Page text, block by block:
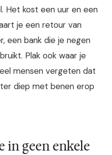
Het kost een uur en een
je een retour van
een bank die je negen
Plak ook waar je
mensen vergeten dat
diep met benen erop
in geen enkele